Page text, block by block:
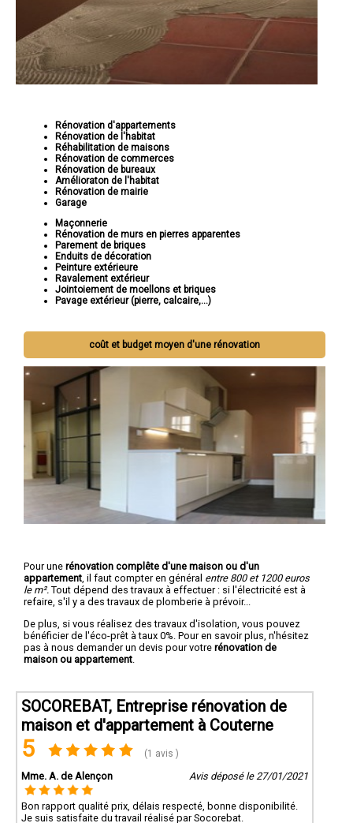
Rénovation d'appartements
Rénovation de l'habitat
Réhabilitation de maisons
Rénovation de commerces
Rénovation de bureaux
Amélioraton de l'habitat
Rénovation de mairie
Garage
Maçonnerie
Rénovation de murs en pierres apparentes
Parement de briques
Enduits de décoration
Peinture extérieure
Ravalement extérieur
Jointoiement de moellons et briques
Pavage extérieur (pierre, calcaire,...)
coût et budget moyen d'une rénovation
Pour une rénovation complête d'une maison ou d'un
appartement , il faut compter en général entre 800 et 1200 euros
le m². Tout dépend des travaux à effectuer : si l'électricité est à
refaire, s'il y a des travaux de plomberie à prévoir...
De plus, si vous réalisez des travaux d'isolation, vous pouvez
bénéficier de l'éco-prêt à taux 0%. Pour en savoir plus, n'hésitez
pas à nous demander un devis pour votre rénovation de
maison ou appartement
SOCOREBAT, Entreprise rénovation de
maison et d'appartement à Couterne
5 (1 avis )
Mme. A. de Alençon Avis déposé le 27/01/2021
Bon rapport qualité prix, délais respecté, bonne disponibilité.
Je suis satisfaite du travail réalisé par Socorebat.